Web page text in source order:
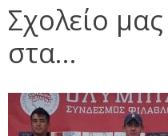
Σχολείο
στα...